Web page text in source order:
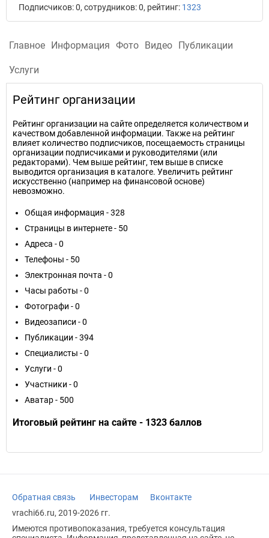
Подписчиков: 0, сотрудников: 0, рейтинг: 1323
Главное Информация Фото Видео Публикации
Услуги
Рейтинг организации
Рейтинг организации на сайте определяется количеством и
качеством добавленной информации. Также на рейтинг
влияет количество подписчиков, посещаемость страницы
организации подписчиками и руководителями (или
редакторами). Чем выше рейтинг, тем выше в списке
выводится организация в каталоге. Увеличить рейтинг
искусственно (например на финансовой основе)
невозможно.
Общая информация - 328
Страницы в интернете - 50
Адреса - 0
Телефоны - 50
Электронная почта - 0
Часы работы - 0
Фотографи - 0
Видеозаписи - 0
Публикации - 394
Специалисты - 0
Услуги - 0
Участники - 0
Аватар - 500
Итоговый рейтинг на сайте - 1323 баллов
Обратная связь Инвесторам
Вконтакте
vrachi66.ru, 2019-2026 гг.
Имеются противопоказания, требуется консультация